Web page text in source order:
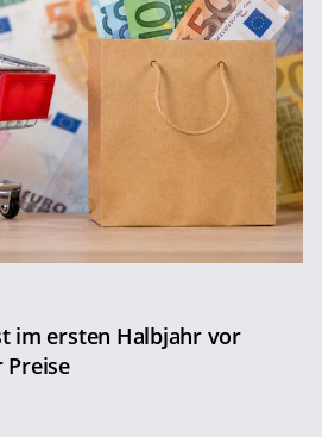
im ersten Halbjahr vor
Preise